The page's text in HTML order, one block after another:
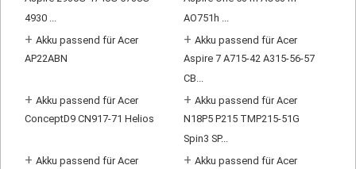
4930 ...
AO751h ...
+ Akku passend für Acer
AP22ABN
+ Akku passend für Acer
Aspire 7 A715-42 A315-56-57
CB...
+ Akku passend für Acer
ConceptD9 CN917-71 Helios
+ Akku passend für Acer
N18P5 P215 TMP215-51G
Spin3 SP...
+ Akku passend für Acer + Akku passend für Acer